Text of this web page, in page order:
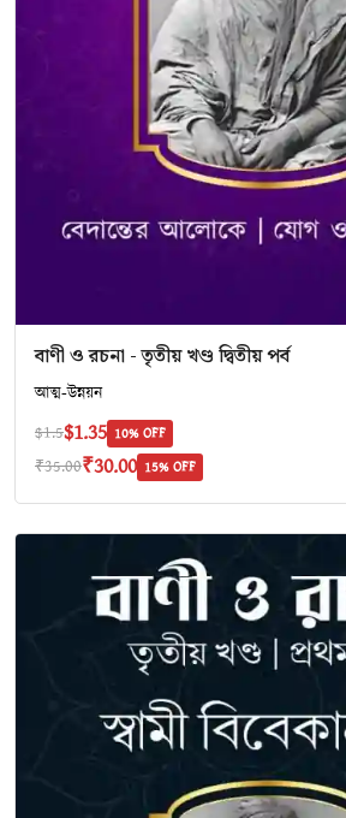
বাণী ও রচনা - তৃতীয় খণ্ড দ্বিতীয় পর্ব
আত্ম-উন্নয়ন
$1.5$1.35 10% OFF
₹35.00₹30.00 15% OFF